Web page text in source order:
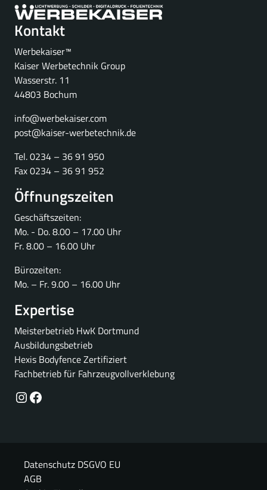
Kontakt
Werbekaiser™
Kaiser Werbetechnik Group
Wasserstr. 11
44803 Bochum
info@werbekaiser.com
post@kaiser-werbetechnik.de
Tel. 0234 – 36 91 950
Fax 0234 – 36 91 952
Öffnungszeiten
Geschäftszeiten:
Mo. - Do. 8.00 – 17.00 Uhr
Fr. 8.00 – 16.00 Uhr
Bürozeiten:
Mo. – Fr. 9.00 – 16.00 Uhr
Expertise
Meisterbetrieb HwK Dortmund
Ausbildungsbetrieb
Hexis Bodyfence Zertifiziert
Fachbetrieb für Fahrzeugvollverklebung
Instagram
Facebook
Datenschutz DSGVO EU
AGB